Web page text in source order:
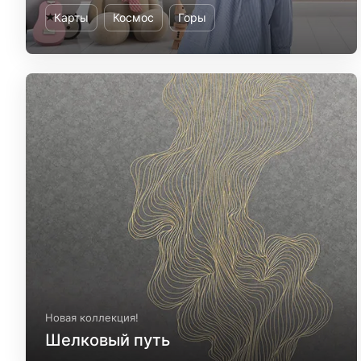
Карты Космос Горы
Новая коллекция!
Шелковый путь